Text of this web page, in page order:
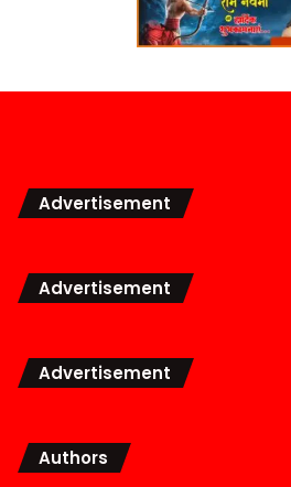
Advertisement
Advertisement
Advertisement
Authors